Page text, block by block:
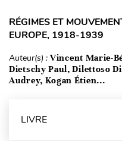
RÉGIMES ET
EUROPE, 1918-1939
Auteur(s) : Vincent Marie-
Dietschy Paul, Dilettoso
Audrey, Kogan Étien...
LIVRE